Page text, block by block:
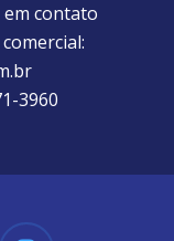
contato
3960